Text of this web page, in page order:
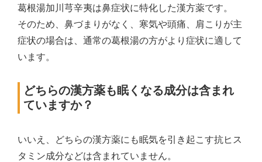
葛根湯加川芎辛夷は鼻症状に特化した漢方薬です。
そのため、鼻づまりがなく、寒気や頭痛、肩こりが主
症状の場合は、通常の葛根湯の方がより症状に適して
います。
どちらの漢方薬も眠くなる成分は含まれ
ていますか？
いいえ、どちらの漢方薬にも眠気を引き起こす抗ヒス
タミン成分などは含まれていません。